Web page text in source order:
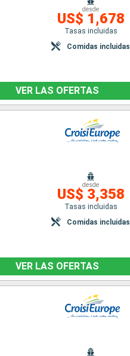
desde
US$ 1,678
Tasas incluidas
Comidas incluidas
VER LAS OFERTAS
desde
US$ 3,358
Tasas incluidas
Comidas incluidas
VER LAS OFERTAS